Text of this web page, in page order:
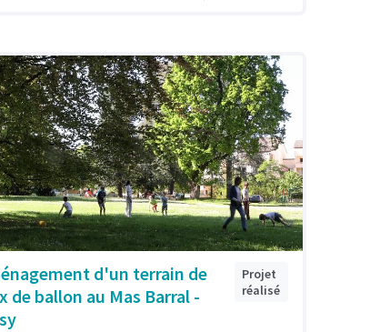
d'un terrain de
de ballon au Mas Barral -
Projet
réalisé